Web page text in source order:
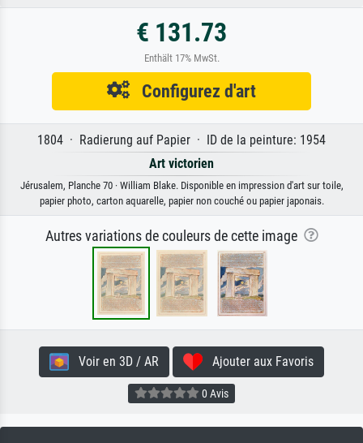
€ 131.73
Enthält 17% MwSt.
Configurez d'art
1804 · Radierung auf Papier · ID de la peinture: 1954
Art victorien
Jérusalem, Planche 70 · William Blake. Disponible en impression d'art sur toile,
papier photo, carton aquarelle, papier non couché ou papier japonais.
Autres variations de couleurs de cette image
Voir en 3D / AR Ajouter aux Favoris
0 Avis